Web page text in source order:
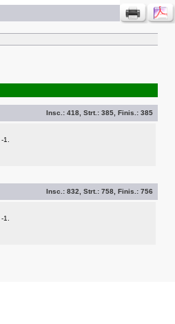
Insc.: 418 , Strt.: 385 , Finis.: 385
-1.
Insc.: 832 , Strt.: 758 , Finis.: 756
-1.